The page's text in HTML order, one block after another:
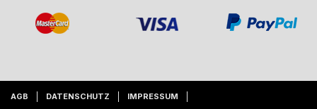
AGB DATENSCHUTZ IMPRESSUM